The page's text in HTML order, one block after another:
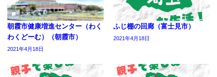
朝霞市健康増進センター（わく
わくどーむ）（朝霞市）
2021年4月18日
ふじ棚の回廊（富士見市）
2021年4月18日